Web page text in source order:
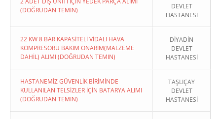
(DOĞRUDAN TEMIN)
DEVLET
HASTANESİ
22 KW 8 BAR KAPASİTELİ VİDALI HAVA
KOMPRESÖRÜ BAKIM ONARIM(MALZEME
DAHİL) ALIMI (DOĞRUDAN TEMIN)
DİYADİN
DEVLET
HASTANESİ
HASTANEMİZ GÜVENLİK BİRİMİNDE
KULLANILAN TELSİZLER İÇİN BATARYA ALIMI
(DOĞRUDAN TEMIN)
TAŞLIÇAY
DEVLET
HASTANESİ